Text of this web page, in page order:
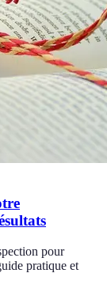
pour
pratique et